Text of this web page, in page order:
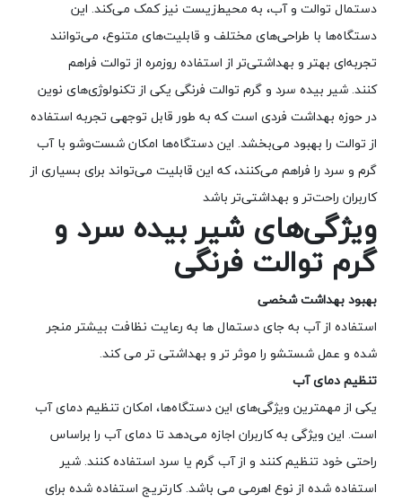
دستمال توالت و آب، به محیط‌زیست نیز کمک می‌کند. این
دستگاه‌ها با طراحی‌های مختلف و قابلیت‌های متنوع، می‌توانند
تجربه‌ای بهتر و بهداشتی‌تر از استفاده روزمره از توالت فراهم
کنند. شیر بیده سرد و گرم توالت فرنگی یکی از تکنولوژی‌های نوین
در حوزه بهداشت فردی است که به طور قابل توجهی تجربه استفاده
از توالت را بهبود می‌بخشد. این دستگاه‌ها امکان شست‌وشو با آب
گرم و سرد را فراهم می‌کنند، که این قابلیت می‌تواند برای بسیاری از
کاربران راحت‌تر و بهداشتی‌تر باشد
ویژگی‌های شیر بیده سرد و
گرم توالت فرنگی
بهبود بهداشت شخصی
استفاده از آب به جای دستمال ها به رعایت نظافت بیشتر منجر
شده و عمل شستشو را موثر تر و بهداشتی تر می کند.
تنظیم دمای آب
یکی از مهمترین ویژگی‌های این دستگاه‌ها، امکان تنظیم دمای آب
است. این ویژگی به کاربران اجازه می‌دهد تا دمای آب را براساس
راحتی خود تنظیم کنند و از آب گرم یا سرد استفاده کنند. شیر
استفاده شده از نوع اهرمی می باشد. کارتریج استفاده شده برای